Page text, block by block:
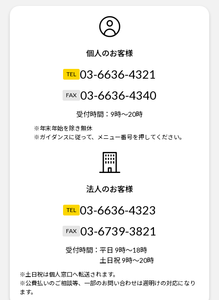
個人のお客様
TEL 03-6636-4321
FAX 03-6636-4340
受付時間： 9時～20時
※年末年始を除き無休
※ガイダンスに従って、メニュー番号を押してください。
法人のお客様
TEL 03-6636-4323
FAX 03-6739-3821
受付時間： 平日 9時～18時
土日祝 9時～20時
※土日祝は個人窓口へ転送されます。
※公費払いのご相談等、一部のお問い合わせは週明けの対応になり
ます。